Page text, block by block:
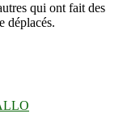
qui ont fait des
déplacés.